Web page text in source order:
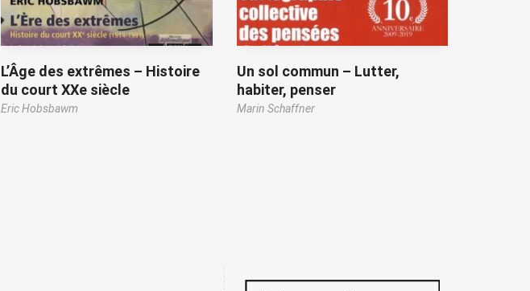
L’Âge des extrêmes – Histoire
du court XXe siècle
Eric Hobsbawm
Un sol commun – Lutter,
habiter, penser
Marin Schaffner